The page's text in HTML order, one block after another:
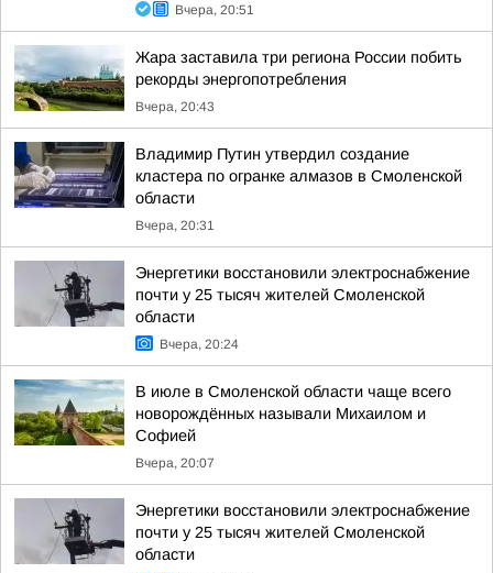
Вчера, 20:51
Жара заставила три региона России побить
рекорды энергопотребления
Вчера, 20:43
Владимир Путин утвердил создание
кластера по огранке алмазов в Смоленской
области
Вчера, 20:31
Энергетики восстановили электроснабжение
почти у 25 тысяч жителей Смоленской
области
Вчера, 20:24
В июле в Смоленской области чаще всего
новорождённых называли Михаилом и
Софией
Вчера, 20:07
Энергетики восстановили электроснабжение
почти у 25 тысяч жителей Смоленской
области